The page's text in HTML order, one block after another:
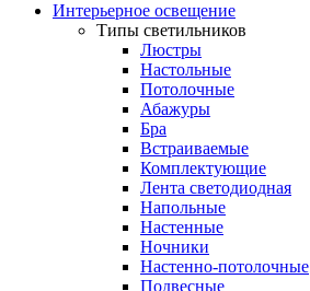
Интерьерное освещение
Типы светильников
Люстры
Настольные
Потолочные
Абажуры
Бра
Встраиваемые
Комплектующие
Лента светодиодная
Напольные
Настенные
Ночники
Настенно-потолочные
Подвесные